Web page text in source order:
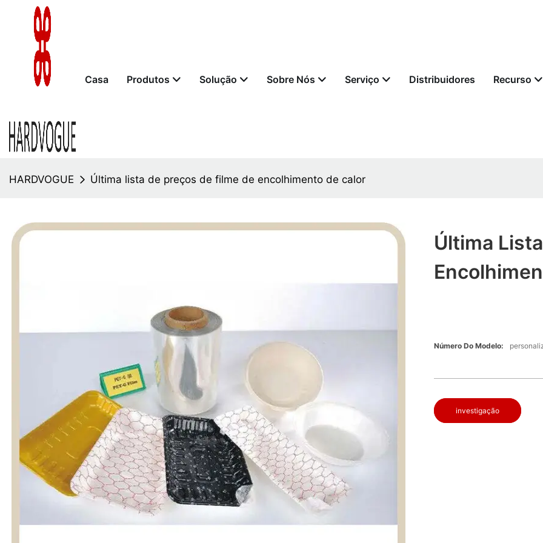
Casa Produtos Solução Sobre Nós Serviço Distribuidores Recurso
HARDVOGUE Última lista de preços de filme de encolhimento de calor
Última
Número Do Modelo:
investigação